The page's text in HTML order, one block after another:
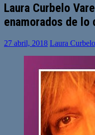
Laura Curbelo
enamorados de lo
27 abril, 2018 Laura